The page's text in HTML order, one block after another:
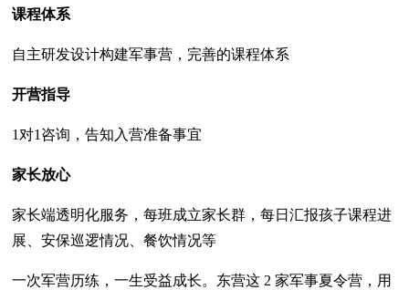
课程体系
自主研发设计构建军事营，完善的课程体系
开营指导
1对1咨询，告知入营准备事宜
家长放心
家长端透明化服务，每班成立家长群，每日汇报孩子课程进
展、安保巡逻情况、餐饮情况等
一次军营历练，一生受益成长。东营这 2 家军事夏令营，用